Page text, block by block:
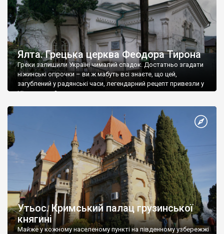
Ялта. Грецька церква Феодора Тирона
Греки залишили Україні чималий спадок. Достатньо згадати
ніжинські огірочки – ви ж мабуть всі знаєте, що цей,
загублений у радянські часи, легендарний рецепт привезли у
Ніжин греки?
Утьос. Кримський палац грузинської
княгині
Майже у кожному населеному пункті на південному узбережжі